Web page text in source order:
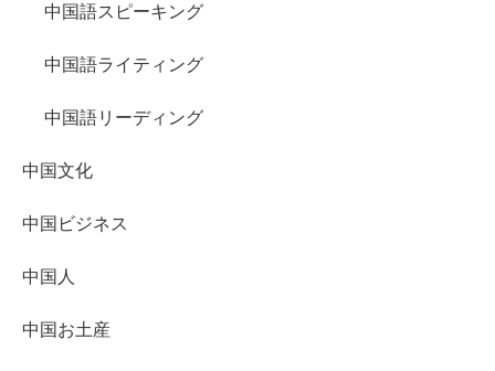
中国語スピーキング
中国語ライティング
中国語リーディング
中国文化
中国ビジネス
中国人
中国お土産